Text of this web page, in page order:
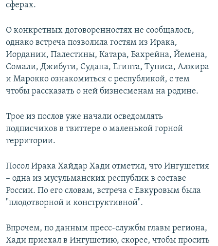
сферах.
О конкретных договоренностях не сообщалось,
однако встреча позволила гостям из Ирака,
Иордании, Палестины, Катара, Бахрейна, Йемена,
Сомали, Джибути, Судана, Египта, Туниса, Алжира
и Марокко ознакомиться с республикой, с тем
чтобы рассказать о ней бизнесменам на родине.
Трое из послов уже начали осведомлять
подписчиков в твиттере о маленькой горной
территории.
Посол Ирака Хайдар Хади отметил, что Ингушетия
– одна из мусульманских республик в составе
России. По его словам, встреча с Евкуровым была
"плодотворной и конструктивной".
Впрочем, по данным пресс-службы главы региона,
Хади приехал в Ингушетию, скорее, чтобы просить